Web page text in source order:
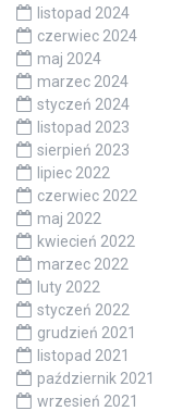
listopad 2024
czerwiec 2024
maj 2024
marzec 2024
styczeń 2024
listopad 2023
sierpień 2023
lipiec 2022
czerwiec 2022
maj 2022
kwiecień 2022
marzec 2022
luty 2022
styczeń 2022
grudzień 2021
listopad 2021
październik 2021
wrzesień 2021